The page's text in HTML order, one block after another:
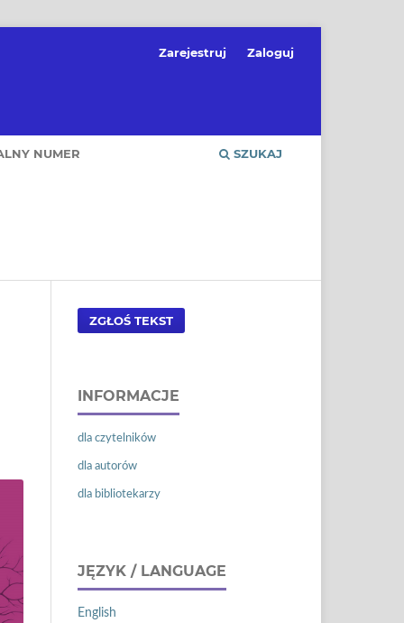
NUMER SZUKAJ
Zarejestruj Zaloguj
ZGŁOŚ TEKST
INFORMACJE
dla czytelników
dla autorów
dla bibliotekarzy
JĘZYK / LANGUAGE
English